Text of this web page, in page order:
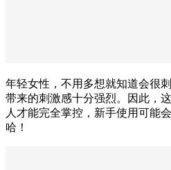
年轻女性，不用多想就知道会很
带来的刺激感十分强烈。因此，
人才能完全掌控，新手使用可能
哈！